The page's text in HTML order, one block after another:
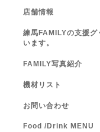
店舗情報
練馬FAMILYの支援グ
います。
FAMILY写真紹介
機材リスト
お問い合わせ
Food /Drink MENU